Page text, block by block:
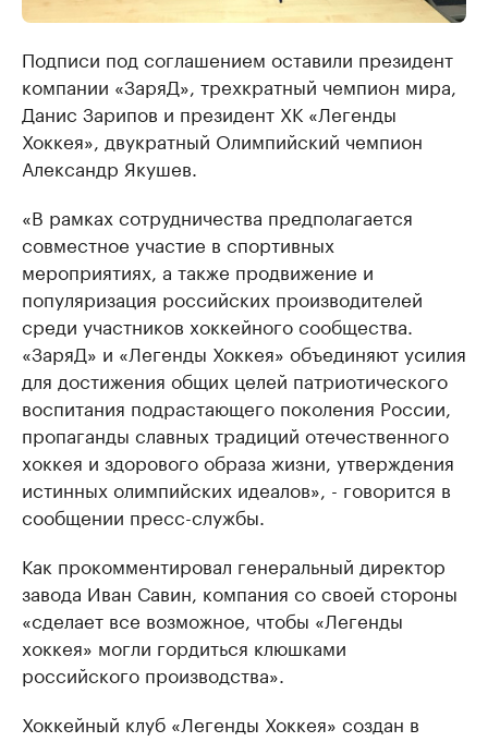
Подписи под соглашением оставили президент
компании «ЗаряД», трехкратный чемпион мира,
Данис Зарипов и президент ХК «Легенды
Хоккея», двукратный Олимпийский чемпион
Александр Якушев.
«В рамках сотрудничества предполагается
совместное участие в спортивных
мероприятиях, а также продвижение и
популяризация российских производителей
среди участников хоккейного сообщества.
«ЗаряД» и «Легенды Хоккея» объединяют усилия
для достижения общих целей патриотического
воспитания подрастающего поколения России,
пропаганды славных традиций отечественного
хоккея и здорового образа жизни, утверждения
истинных олимпийских идеалов», - говорится в
сообщении пресс-службы.
Как прокомментировал генеральный директор
завода Иван Савин, компания со своей стороны
«сделает все возможное, чтобы «Легенды
хоккея» могли гордиться клюшками
российского производства».
Хоккейный клуб «Легенды Хоккея» создан в